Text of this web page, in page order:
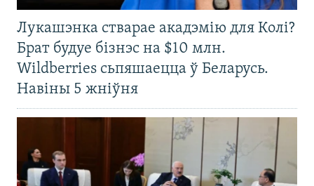
Лукашэнка стварае акадэмію для Колі?
Брат будуе бізнэс на $10 млн.
Wildberries сьпяшаецца ў Беларусь.
Навіны 5 жніўня